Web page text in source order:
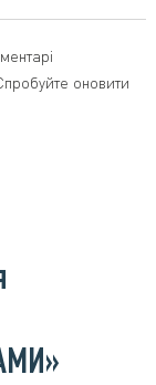
оновити